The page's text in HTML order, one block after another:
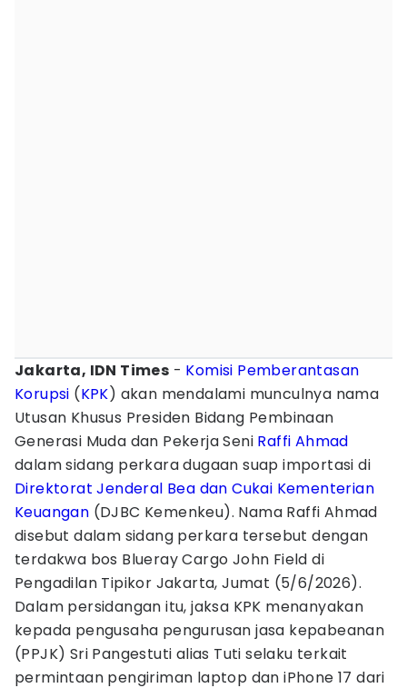
Jakarta, IDN Times - Komisi Pemberantasan
Korupsi (KPK) akan mendalami munculnya nama
Utusan Khusus Presiden Bidang Pembinaan
Generasi Muda dan Pekerja Seni Raffi Ahmad
dalam sidang perkara dugaan suap importasi di
Direktorat Jenderal Bea dan Cukai Kementerian
Keuangan (DJBC Kemenkeu). Nama Raffi Ahmad
disebut dalam sidang perkara tersebut dengan
terdakwa bos Blueray Cargo John Field di
Pengadilan Tipikor Jakarta, Jumat (5/6/2026).
Dalam persidangan itu, jaksa KPK menanyakan
kepada pengusaha pengurusan jasa kepabeanan
(PPJK) Sri Pangestuti alias Tuti selaku terkait
permintaan pengiriman laptop dan iPhone 17 dari